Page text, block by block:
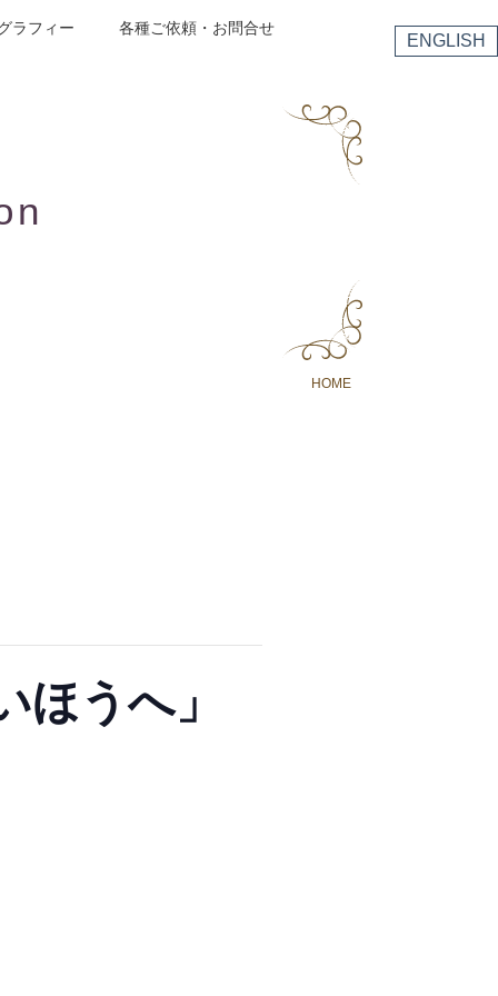
ラフィー 各種ご依頼・お問合せ
ENGLISH
HOME
うへ」